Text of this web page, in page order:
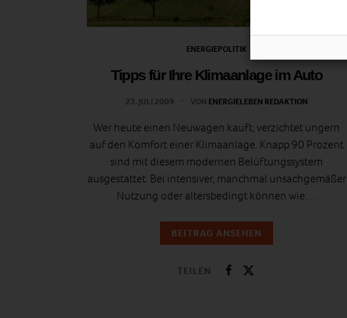
ENERGIEPOLITIK
Tipps für Ihre Klimaanlage im Auto
23. JULI 2009 VON ENERGIELEBEN REDAKTION
Wer heute einen Neuwagen kauft, verzichtet ungern
auf den Komfort einer Klimaanlage. Knapp 90 Prozent
sind mit diesem modernen Belüftungssystem
ausgestattet. Bei intensiver, manchmal unsachgemäßer
Nutzung oder altersbedingt können wie…
BEITRAG ANSEHEN
TEILEN